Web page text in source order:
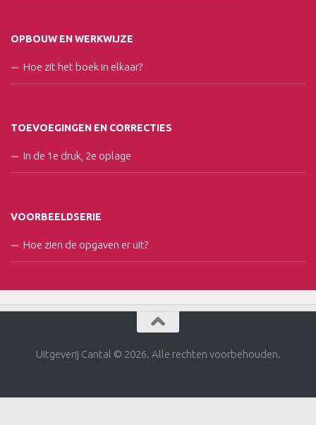
OPBOUW EN WERKWIJZE
Hoe zit het boek in elkaar?
TOEVOEGINGEN EN CORRECTIES
In de 1e druk, 2e oplage
VOORBEELDSERIE
Hoe zien de opgaven er uit?
Uitgeverij Cantal © 2026. Alle rechten voorbehouden.